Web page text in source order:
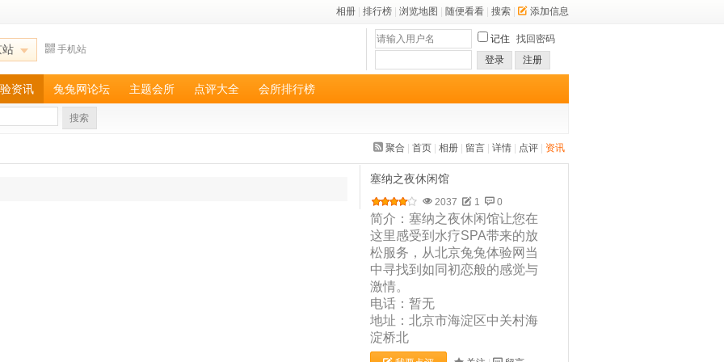
相册 排行榜 浏览地图 随便看看 搜索 添加信息
站 手机站
记住 找回密码
登录
注册
资讯 兔兔网论坛 主题会所 点评大全 会所排行榜
搜索
聚合 首页 相册 留言 详情 点评 资讯
塞纳之夜休闲馆
2037 1 0
简介：塞纳之夜休闲馆让您在
这里感受到水疗SPA带来的放
松服务，从北京兔兔体验网当
中寻找到如同初恋般的感觉与
激情。
电话：暂无
地址：北京市海淀区中关村海
淀桥北